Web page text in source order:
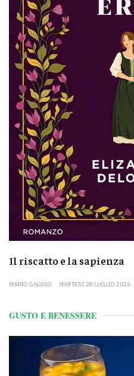
Il riscatto e la sapienza
MARIO GAUDIO MARTEDÌ 28 LUGLIO 2026
GUSTO E BENESSERE